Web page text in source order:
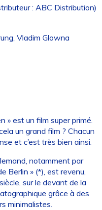
: ABC Distribution)
Vladim Glowna
» est un film super primé.
un grand film ? Chacun
et c’est très bien ainsi.
notamment par
Berlin » (*), est revenu,
sur le devant de la
grâce à des
minimalistes.